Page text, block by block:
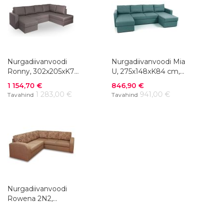
Nurgadiivanvoodi
Ronny, 302x205xK72
cm, kangas +
kunstnahk
Soodushind
1 154,70 €
Tavahind 1 283,00 €
Nurgadiivanvoodi Mia
U, 275x148xK84 cm,
kangas
Soodushind
846,90 €
Tavahind 941,00 €
Nurgadiivanvoodi
Rowena 2N2,